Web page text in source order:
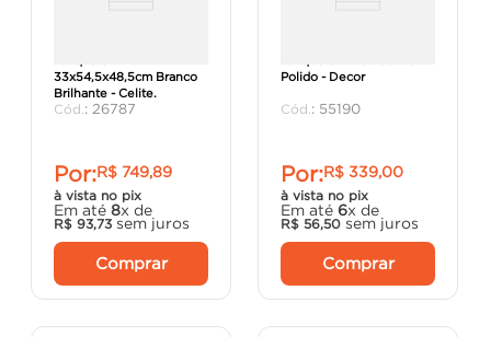
33x54,5x48,5cm Branco
Brilhante - Celite.
: 26787
Por:R$ 749,89
à vista no pix
Em até 8x de
R$ 93,73 sem juros
Comprar
Polido - Decor
: 55190
Por:R$ 339,00
à vista no pix
Em até 6x de
R$ 56,50 sem juros
Comprar